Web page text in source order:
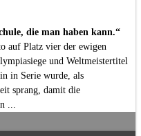
die man haben kann.“
auf Platz vier der ewigen
und Weltmeistertitel
in Serie wurde, als
sprang, damit die
...